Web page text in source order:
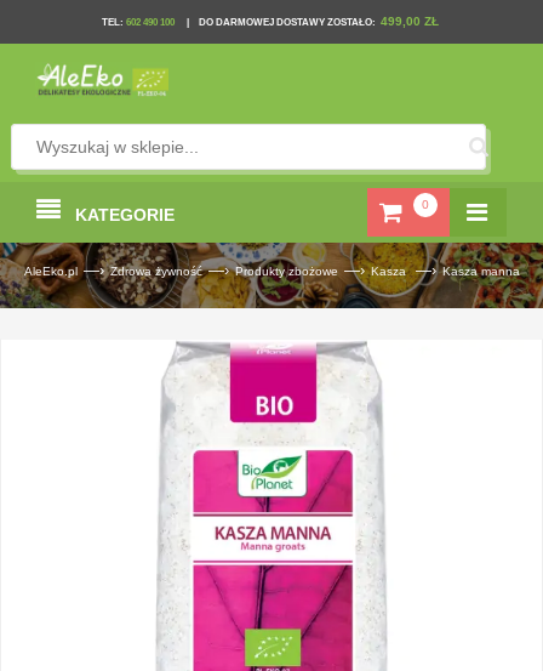
TEL: 602 490 100 DO DARMOWEJ DOSTAWY ZOSTAŁO: 499,00 ZŁ
0
KATEGORIE
AleEko.pl —› Zdrowa żywność —› Produkty zbożowe —› Kasza —› Kasza manna